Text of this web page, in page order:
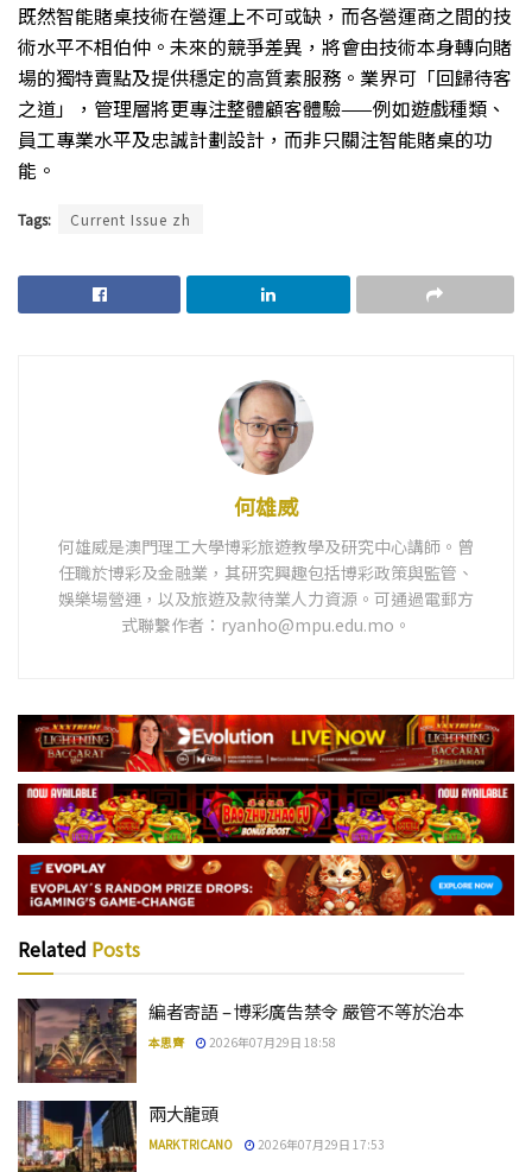
既然智能賭桌技術在營運上不可或缺，而各營運商之間的技
術水平不相伯仲。未來的競爭差異，將會由技術本身轉向賭
場的獨特賣點及提供穩定的高質素服務。業界可「回歸待客
之道」，管理層將更專注整體顧客體驗——例如遊戲種類、
員工專業水平及忠誠計劃設計，而非只關注智能賭桌的功
能。
Tags: Current Issue zh
何雄威
何雄威是澳門理工大學博彩旅遊教學及研究中心講師。曾
任職於博彩及金融業，其研究興趣包括博彩政策與監管、
娛樂場營運，以及旅遊及款待業人力資源。可通過電郵方
式聯繫作者：ryanho@mpu.edu.mo。
Related Posts
編者寄語 – 博彩廣告禁令 嚴管不等於治本
本思齊 2026年07月29日 18:58
兩大龍頭
MARK TRICANO 2026年07月29日 17:53